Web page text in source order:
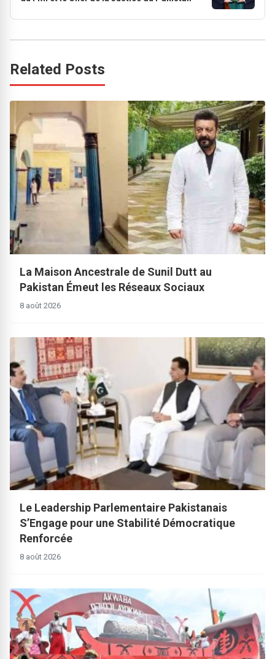
Related Posts
La Maison Ancestrale de Sunil Dutt au
Pakistan Émeut les Réseaux Sociaux
8 août 2026
Le Leadership Parlementaire Pakistanais
S’Engage pour une Stabilité Démocratique
Renforcée
8 août 2026